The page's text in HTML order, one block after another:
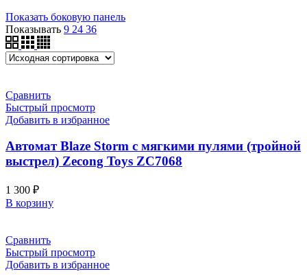
Показать боковую панель
Показывать 9 24 36
Сравнить
Быстрый просмотр
Добавить в избранное
Автомат Blaze Storm с мягкими пулями (тройной
выстрел) Zecong Toys ZC7068
1 300 ₽
В корзину
Сравнить
Быстрый просмотр
Добавить в избранное